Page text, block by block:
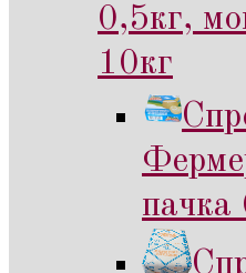
0,5кг,
10кг
пачка